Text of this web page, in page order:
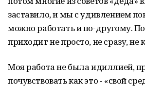
заставило, и мы с удивлением
можно работать и по-другому.
приходит не просто, не сразу, не
Моя работа не была идиллией,
почувствовать как это - «свой